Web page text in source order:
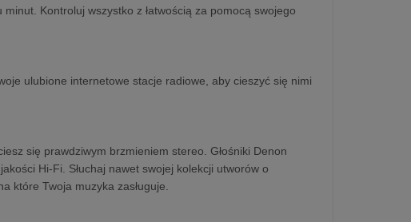
Kontroluj wszystko z łatwością za pomocą swojego
ulubione internetowe stacje radiowe, aby cieszyć się nimi
się prawdziwym brzmieniem stereo. Głośniki Denon
Hi-Fi. Słuchaj nawet swojej kolekcji utworów o
które Twoja muzyka zasługuje.